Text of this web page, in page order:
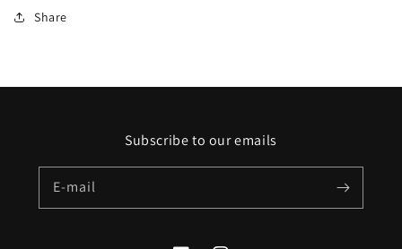
Share
Subscribe to our emails
E-mail